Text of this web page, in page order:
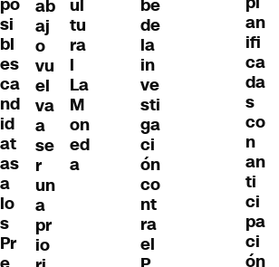
po
si
bl
es
ca
nd
id
at
as
a
lo
s
Pr
ab
aj
o
vu
el
va
a
se
r
un
a
pr
io
ul
tu
ra
l
La
M
on
ed
a
be
de
la
in
ve
sti
ga
ci
ón
co
nt
ra
el
an
ifi
ca
da
s
co
n
an
ti
ci
pa
ci
ón